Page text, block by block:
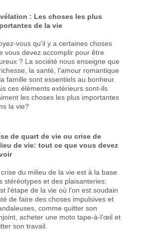
: Les choses les plus
de la vie
vous qu'il y a certaines choses
vous devez accomplir pour être
? La société nous enseigne que
la santé, l'amour romantique
famille sont essentiels au bonheur.
ces éléments extérieurs sont-ils
les choses les plus importantes
la vie?
de quart de vie ou crise de
de vie: tout ce que vous devez
du milieu de la vie est à la base
stéréotypes et des plaisanteries:
l'étape de la vie où l'on est soudain
de faire des choses impulsives et
comme quitter son
acheter une moto tape-à-l'œil et
son travail.